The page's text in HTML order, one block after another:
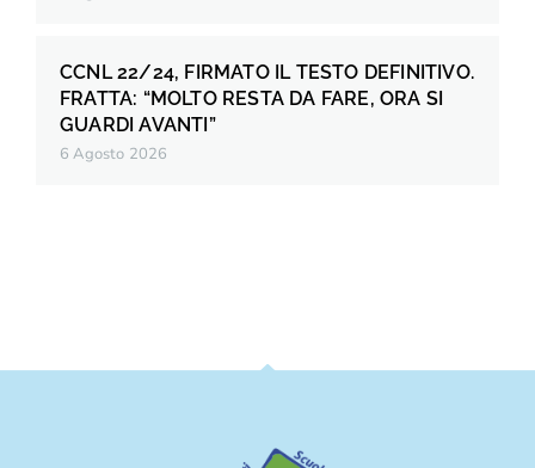
CCNL 22/24, FIRMATO IL TESTO DEFINITIVO.
FRATTA: “MOLTO RESTA DA FARE, ORA SI
GUARDI AVANTI”
6 Agosto 2026